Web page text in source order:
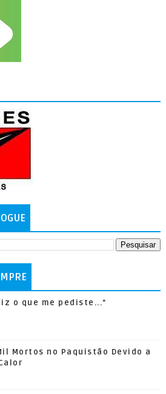
o que me pediste..."
Mortos no Paquistão Devido a